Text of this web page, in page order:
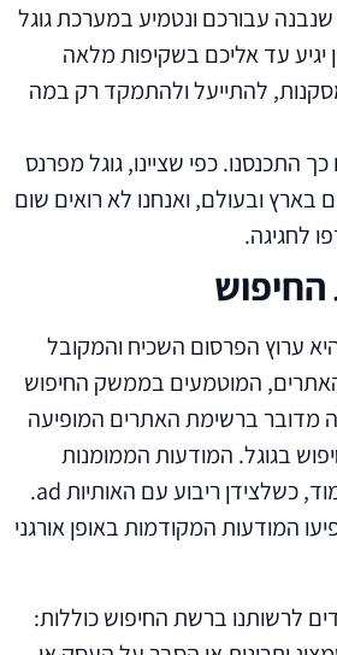
עבורכם ונטמיע במערכת גוגל
יגיע עד אליכם בשקיפות מלאה
להתייעל ולהתמקד רק במה
התכנסנו. כפי שציינו, גוגל מפרנס
בארץ ובעולם, ואנחנו לא רואים שום
לחגיגה.
ערוץ הפרסום השכיח והמקובל
המוטמעים בממשק החיפוש
מדובר ברשימת האתרים המופיעה
בגוגל. המודעות הממומנות
תמיד יופיעו בראש העמוד, כשלצידן ריבוע עם האותיות ad.
המודעות המקודמות באופן אורגני
לרשותנו ברשת החיפוש כוללות: